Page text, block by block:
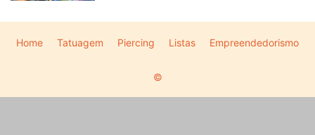
Home Tatuagem Piercing Listas Empreendedorismo
©